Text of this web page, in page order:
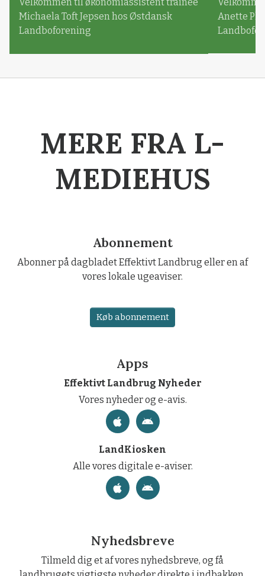
Michaela Toft Jepsen hos Østdansk
Landboforening
Anette
MERE FRA L-
MEDIEHUS
Abonnement
Abonner på dagbladet Effektivt Landbrug eller en af
vores lokale ugeaviser.
Køb abonnement
Apps
Effektivt Landbrug Nyheder
Vores nyheder og e-avis.
LandKiosken
Alle vores digitale e-aviser.
Nyhedsbreve
Tilmeld dig et af vores nyhedsbreve, og få